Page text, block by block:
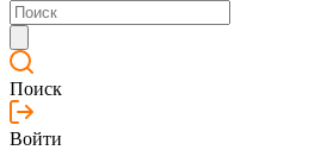
Поиск
Войти